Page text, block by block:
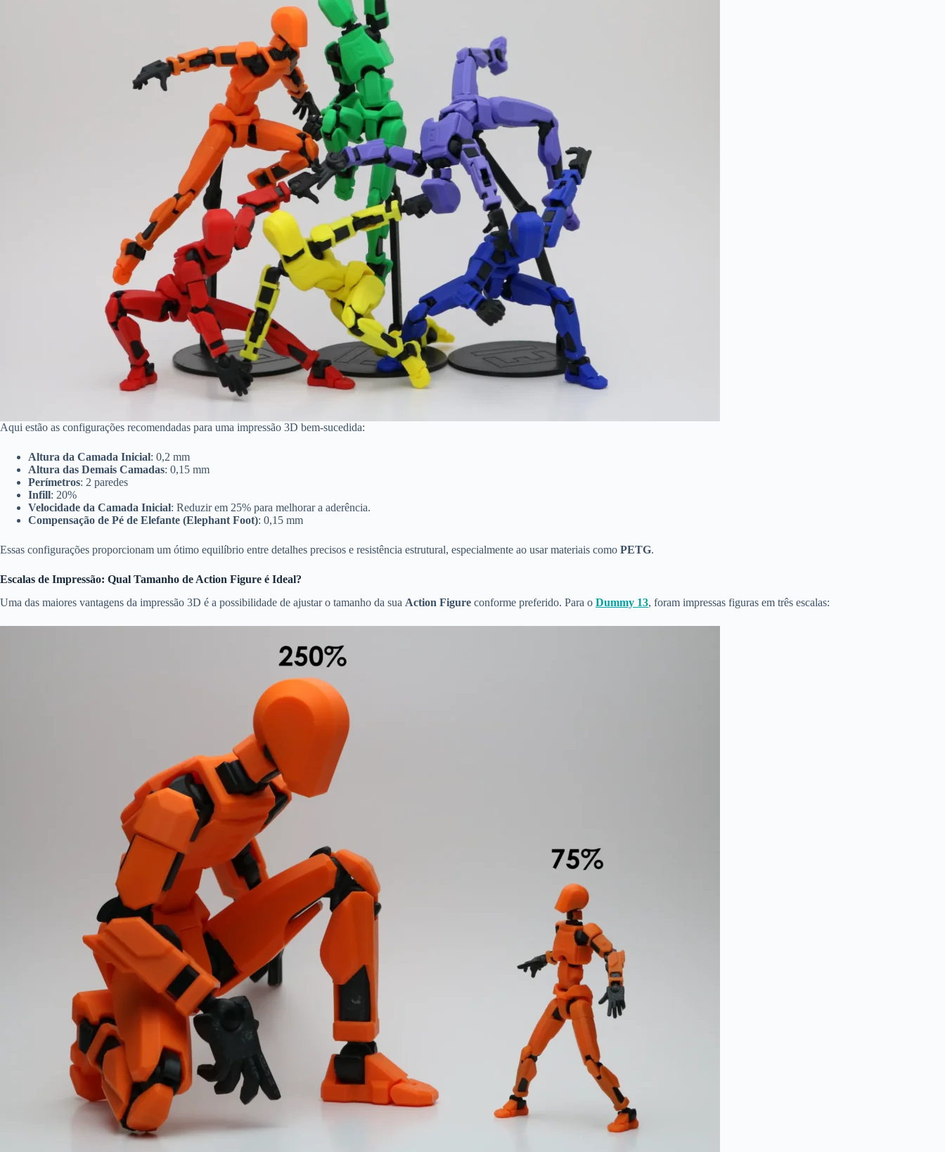
Aqui estão as configurações recomendadas para uma impressão 3D bem-sucedida:
Altura da Camada Inicial: 0,2 mm
Altura das Demais Camadas: 0,15 mm
Perímetros: 2 paredes
Infill: 20%
Velocidade da Camada Inicial: Reduzir em 25% para melhorar a aderência.
Compensação de Pé de Elefante (Elephant Foot): 0,15 mm
Essas configurações proporcionam um ótimo equilíbrio entre detalhes precisos e resistência estrutural, especialmente ao usar materiais como PETG.
Escalas de Impressão: Qual Tamanho de Action Figure é Ideal?
Uma das maiores vantagens da impressão 3D é a possibilidade de ajustar o tamanho da sua Action Figure conforme preferido. Para o Dummy 13, foram impressas figuras em três escalas: